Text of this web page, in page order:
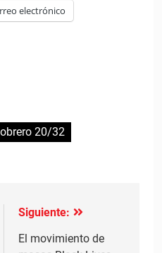
electrónico
20/32
Siguiente:
El movimiento de